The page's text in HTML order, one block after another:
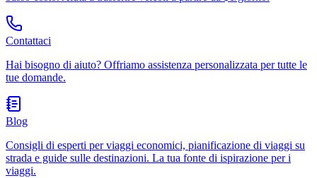
Contattaci
Hai bisogno di aiuto? Offriamo assistenza personalizzata per tutte le
tue domande.
Blog
Consigli di esperti per viaggi economici, pianificazione di viaggi su
strada e guide sulle destinazioni. La tua fonte di ispirazione per i
viaggi.